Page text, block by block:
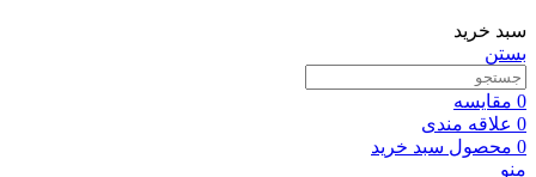
سبد خرید
بستن
0 مقایسه
0 علاقه مندی
0 محصول سبد خرید
منو